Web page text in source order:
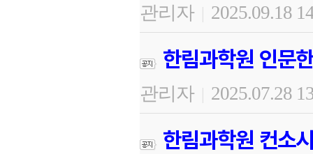
관리자 | 2025.09.18
한림과학원 인문
관리자 | 2025.07.28
한림과학원 컨소